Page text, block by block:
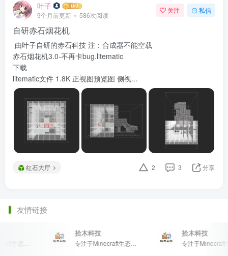
叶子
9个月前更新 586次阅读
关注 私信
自研赤石烟花机
由叶子自研的赤石科技 注：合成器不能空载
赤石烟花机3.0-不再卡bug.litematic
下载
litematic文件 1.8K 正视图预览图 侧视...
红石大厅 2 3 分享
友情链接
专注于Minecraft生态建设
拾木科技
专注于Minecraft生态建设
拾木科技